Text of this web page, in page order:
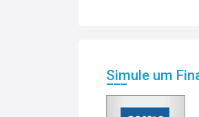
Simule um